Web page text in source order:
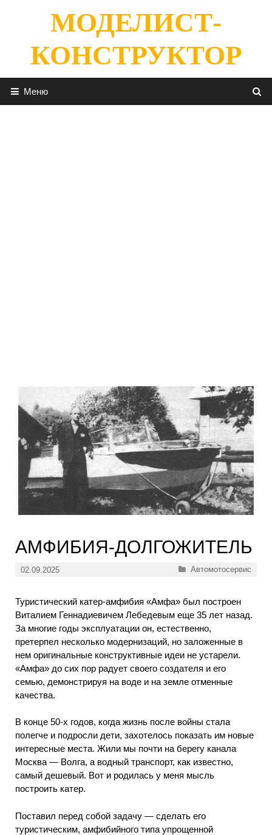
содержимомуМОДЕЛИСТ-
КОНСТРУКТОР
Меню
АМФИБИЯ-ДОЛГОЖИТЕЛЬ
02.09.2025 Рубрики
Автомотосервис
Туристический катер-амфибия «Амфа» был построен
Виталием Геннадиевичем Лебедевым еще 35 лет назад.
За многие годы эксплуатации он, естественно,
претерпел несколько модернизаций, но заложенные в
нем оригинальные конструктивные идеи не устарели.
«Амфа» до сих пор радует своего создателя и его
семью, демонстрируя на воде и на земле отменные
качества.
В конце 50-х годов, когда жизнь после войны стала
полегче и подросли дети, захотелось показать им новые
интересные места. Жили мы почти на берегу канала
Москва — Волга, а водный транспорт, как известно,
самый дешевый. Вот и родилась у меня мысль
построить катер.
Поставил перед собой задачу — сделать его
туристическим, амфибийного типа упрощенной